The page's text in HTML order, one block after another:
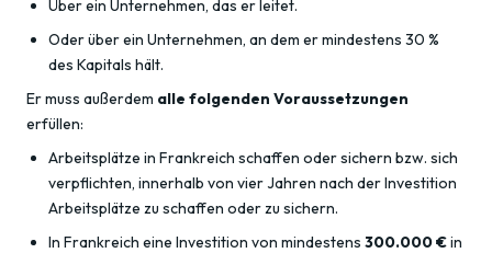
Über ein Unternehmen, das er leitet.
Oder über ein Unternehmen, an dem er mindestens 30 %
des Kapitals hält.
Er muss außerdem alle folgenden Voraussetzungen
erfüllen:
Arbeitsplätze in Frankreich schaffen oder sichern bzw. sich
verpflichten, innerhalb von vier Jahren nach der Investition
Arbeitsplätze zu schaffen oder zu sichern.
In Frankreich eine Investition von mindestens 300.000 €in